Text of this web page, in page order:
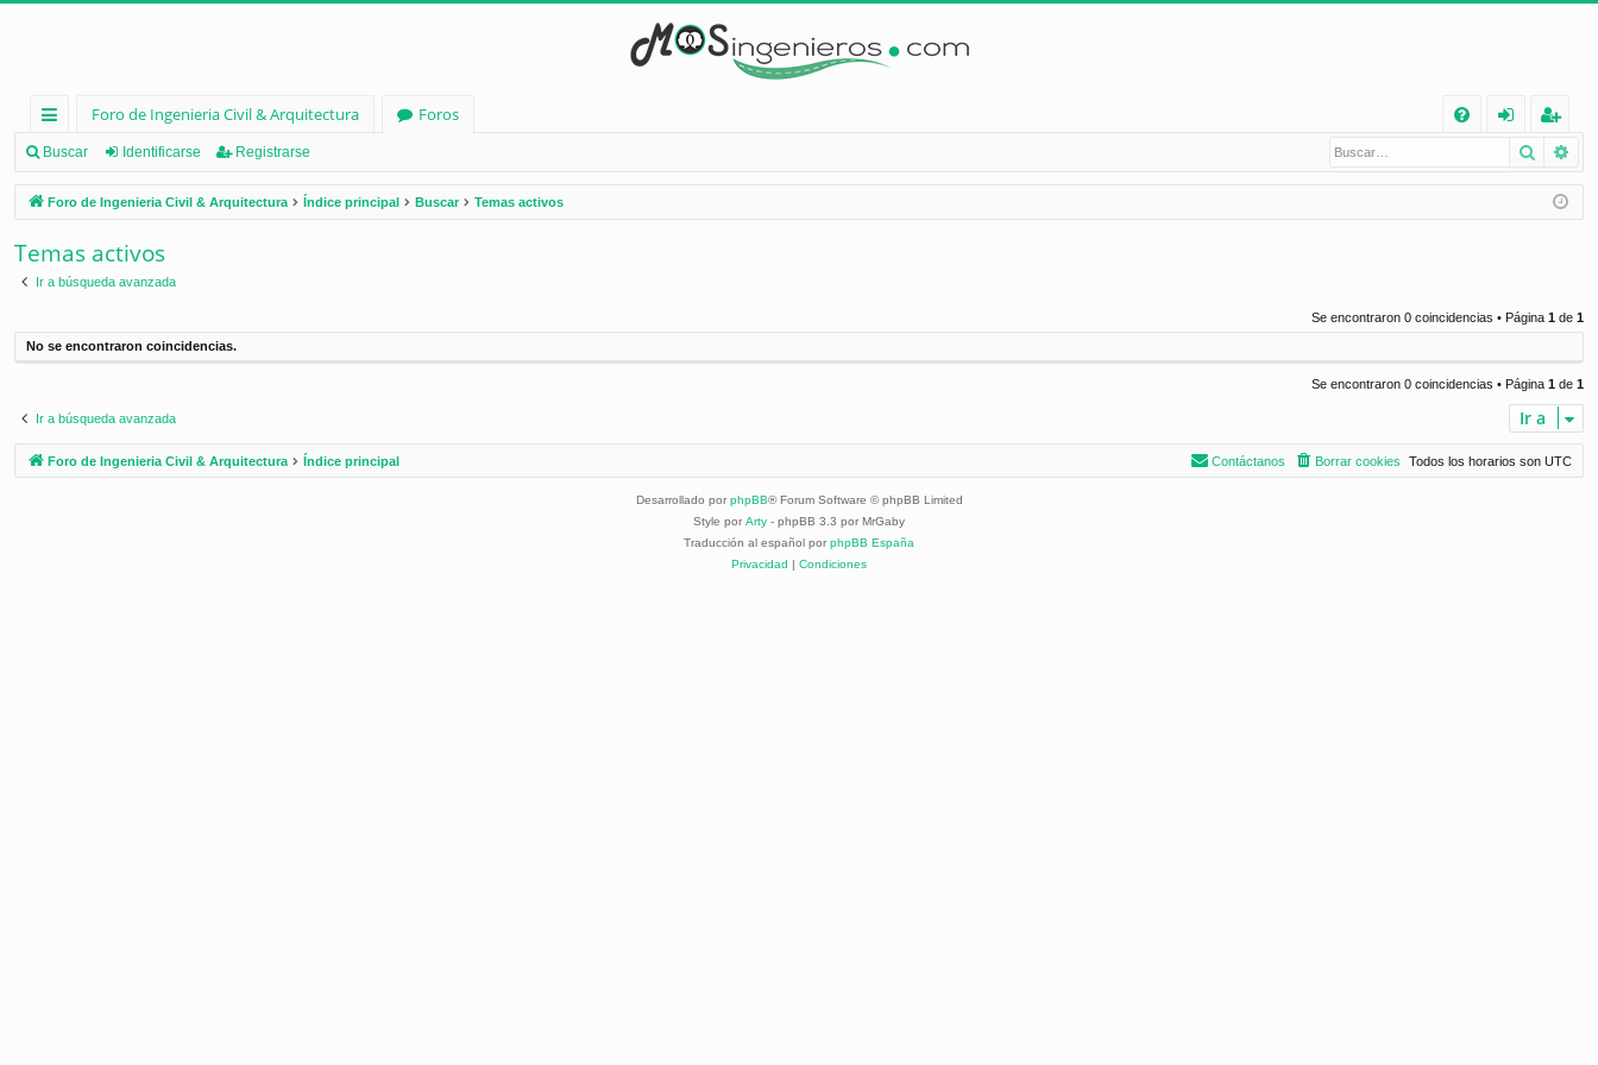
nl
ac
es
rá
d
Foro de Ingenieria Civil & Arquitectura
Foros
Q
nt
ifi
e
eg
ist
ra
Buscar Identificarse Registrarse Buscar
Foro de Ingenieria Civil & Arquitectura Índice principal Buscar Temas activos
Temas activos
Ir a búsqueda avanzada
Se encontraron 0 coincidencias • Página 1 de 1
No se encontraron coincidencias.
Se encontraron 0 coincidencias • Página 1 de 1
Ir a búsqueda avanzada Ir a
Foro de Ingenieria Civil & Arquitectura Índice principal Todos los horarios son UTC
Borrar cookies
Contáctanos
Desarrollado por phpBB® Forum Software © phpBB Limited
Style por Arty - phpBB 3.3 por MrGaby
Traducción al español por phpBB España
Privacidad
Condiciones